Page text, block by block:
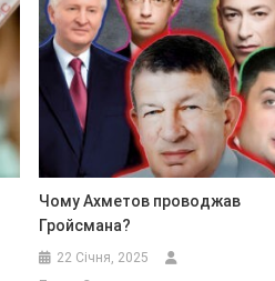
Чому Ахметов проводжав
Гройсмана?
22 Січня, 2025